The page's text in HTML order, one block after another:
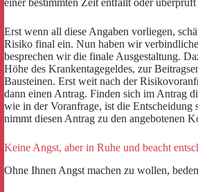
Erst wenn all diese Angaben vorliegen,
Risiko final ein. Nun haben wir
besprechen wir die finale Ausgestaltung.
Höhe des Krankentagegeldes, zur
Bausteinen. Erst weit nach der
dann einen Antrag. Finden sich im Antrag
wie in der Voranfrage, ist die Entscheidung
nimmt diesen Antrag zu den angebotenen
Keine Angst, aber in Ruhe und beacht
Ohne Ihnen Angst machen zu wollen,